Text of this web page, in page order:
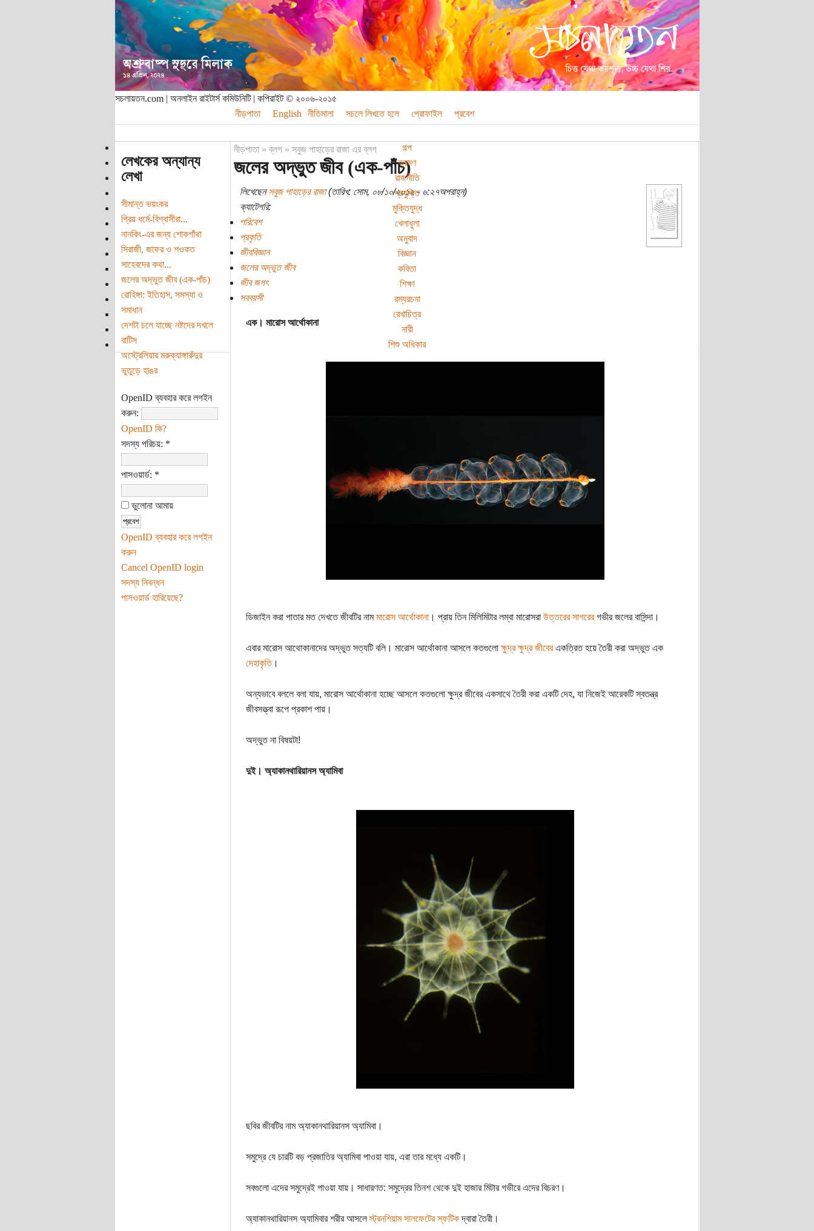
সচলায়তন.com | অনলাইন রাইটার্স কমিউনিটি | কপিরাইট © ২০০৬-২০১৫
নীড়পাতা
English নীতিমালা সচলে লিখতে হলে প্রোফাইল প্রবেশ
গল্প
ভ্রমণ
রাজনীতি
প্রযুক্তি
মুক্তিযুদ্ধ
খেলাধুলা
অনুবাদ
বিজ্ঞান
কবিতা
শিক্ষা
রম্যরচনা
রেখাচিত্র
নারী
শিশু অধিকার
লেখকের অন্যান্য
লেখা
সীমান্ত ভয়ংকর
প্রিয় ধর্মে-বিশ্বাসীরা...
নানকিং-এর জন্য শোকগাঁথা
সিরাজী, জাফর ও শওকত
সাহেবদের কথা...
জলের অদ্ভুত জীব (এক-পাঁচ)
রোহিঙ্গা: ইতিহাস, সমস্যা ও
সমাধান
দেশটা চলে যাচ্ছে নষ্টদের দখলে
বাটিস
অস্ট্রেলিয়ার মরুক্যাঙ্গারুঁদুর
ভুতুড়ে হাঙর
OpenID ব্যবহার করে লগইন
করুন:
OpenID কি?
সদস্য পরিচয়: *
পাসওয়ার্ড: *
ভুলোনা আমায়
OpenID ব্যবহার করে লগইন
করুন
Cancel OpenID login
সদস্য নিবন্ধন
পাসওয়ার্ড হারিয়েছে?
নীড়পাতা»ব্লগ» সবুজ পাহাড়ের রাজা এর ব্লগ
জলের অদ্ভুত জীব (এক-পাঁচ)
লিখেছেনসবুজ পাহাড়ের রাজা(তারিখ: সোম, ০৮/১০/২০১২ - ৬:২৭অপরাহ্ন)
ক্যাটেগরি:
পরিবেশ
প্রকৃতি
জীববিজ্ঞান
জলের অদ্ভুত জীব
জীব জগৎ
সববয়সী
এক। মারোস আর্থোকানা
ডিজাইন করা পাতার মত দেখতে জীবটির নামমারোস আর্থোকানা। প্রায় তিন মিলিমিটার লম্বা মারোসরা উত্তরের সাগরেরগভীর জলের বাসিন্দা।
এবার মারোস আথোকানাদের অদ্ভুত সত্যটি বলি। মারোস আর্থোকানা আসলে কতগুলোক্ষুদ্র ক্ষুদ্র জীবেরএকত্রিত হয়ে তৈরী করা অদ্ভুত এক
দেহাকৃতি।
অন্যভাবে বললে বলা যায়, মারোস আর্থোকানা হচ্ছে আসলে কতগুলো ক্ষুদ্র জীবের একসাথে তৈরী করা একটি দেহ, যা নিজেই আরেকটি স্বতন্ত্র
জীবসত্ত্বা রূপে প্রকাশ পায়।
অদ্ভুত না বিষয়টা!
দুই। অ্যাকানথারিয়ানস অ্যামিবা
ছবির জীবটির নাম অ্যাকানথারিয়ানস অ্যামিবা।
সমুদ্রে যে চারটি বড় প্রজাতির অ্যামিবা পাওয়া যায়, এরা তার মধ্যে একটি।
সবগুলো এদের সমুদ্রেই পাওয়া যায়। সাধারণত: সমুদ্রের তিনশ থেকে দুই হাজার মিটার গভীরে এদের বিচরণ।
অ্যাকানথারিয়ানস অ্যামিবার শরীর আসলেস্ট্রনশিয়াম সালফেটের স্ফটিকদ্বারা তৈরী।